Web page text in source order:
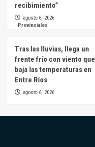
recibimiento”
agosto 6, 2026
Provinciales
Tras las lluvias, llega un
frente frío con viento que
baja las temperaturas en
Entre Ríos
agosto 6, 2026